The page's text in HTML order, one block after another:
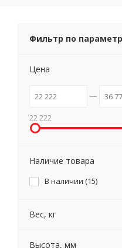
Фильтр по
Цена
22 222
Наличие товара
В наличии (15)
Вес, кг
Высота, мм